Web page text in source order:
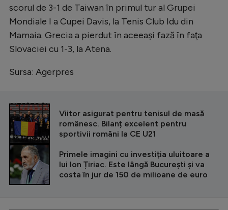
scorul de 3-1 de Taiwan în primul tur al Grupei
Mondiale I a Cupei Davis, la Tenis Club Idu din
Mamaia. Grecia a pierdut în aceeaşi fază în faţa
Slovaciei cu 1-3, la Atena.
Sursa: Agerpres
CITEȘTE ȘI
Viitor asigurat pentru tenisul de masă
românesc. Bilanț excelent pentru
sportivii români la CE U21
Primele imagini cu investiția uluitoare a
lui Ion Țiriac. Este lângă București și va
costa în jur de 150 de milioane de euro